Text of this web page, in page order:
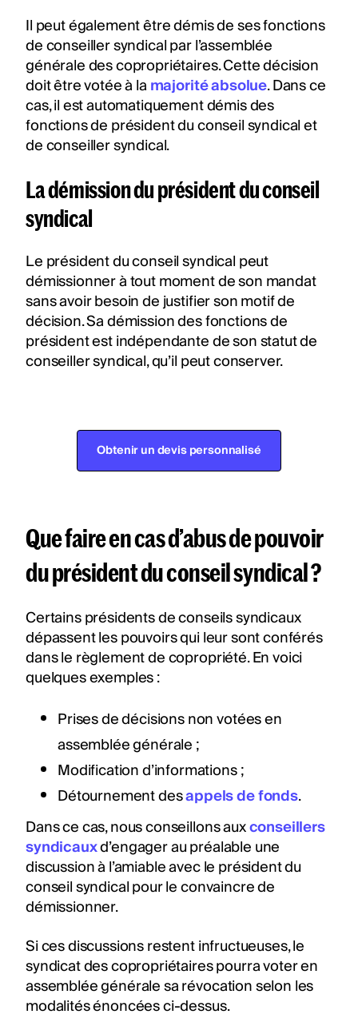
Il peut également être démis de ses fonctions
de conseiller syndical par l’assemblée
générale des copropriétaires. Cette décision
doit être votée à lamajorité absolue. Dans ce
cas, il est automatiquement démis des
fonctions de président du conseil syndical et
de conseiller syndical.
La démission du président du conseil
syndical
Le président du conseil syndical peut
démissionner à tout moment de son mandat
sans avoir besoin de justifier son motif de
décision. Sa démission des fonctions de
président est indépendante de son statut de
conseiller syndical, qu’il peut conserver.
Obtenir un devis personnalisé
Que faire en cas d’abus de pouvoir
du président du conseil syndical ?
Certains présidents de conseils syndicaux
dépassent les pouvoirs qui leur sont conférés
dans le règlement de copropriété. En voici
quelques exemples :
Prises de décisions non votées en
assemblée générale ;
Modification d’informations ;
Détournement desappels de fonds.
Dans ce cas, nous conseillons auxconseillers
syndicauxd’engager au préalable une
discussion à l’amiable avec le président du
conseil syndical pour le convaincre de
démissionner.
Si ces discussions restent infructueuses, le
syndicat des copropriétaires pourra voter en
assemblée générale sa révocation selon les
modalités énoncées ci-dessus.